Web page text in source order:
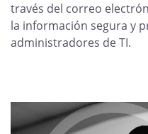
través del correo
la información segura y
administradores de TI.